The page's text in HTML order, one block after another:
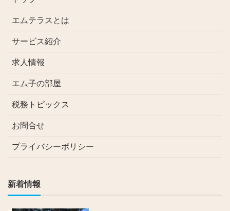
エムテラスとは
サービス紹介
求人情報
エム子の部屋
税務トピックス
お問合せ
プライバシーポリシー
新着情報